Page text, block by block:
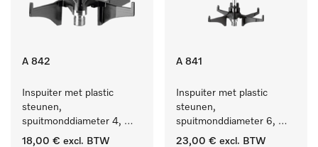
A 842
Inspuiter met plastic
steunen,
spuitmonddiameter 4,
lengte 90 mm, 1 stuk
18,00 € excl. BTW
A 841
Inspuiter met plastic
steunen,
spuitmonddiameter 6,
lengte 210 mm, 1 stuk
23,00 € excl. BTW